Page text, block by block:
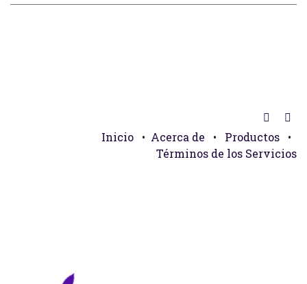
Inicio • Acerca de • Productos
•
Términos de los Servicios